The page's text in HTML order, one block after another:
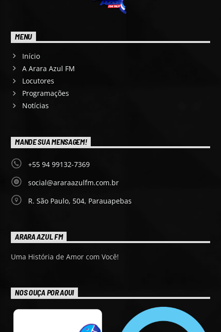
MENU
Início
A Arara Azul FM
Locutores
Programações
Notícias
MANDE SUA MENSAGEM!
+55 94 99132-7369
social@araraazulfm.com.br
R. São Paulo, 504, Parauapebas
ARARA AZUL FM
Uma História de Amor com Você!
NOS OUÇA POR AQUI